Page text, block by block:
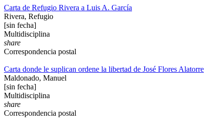
Carta de Refugio Rivera a Luis A. García
Rivera, Refugio
[sin fecha]
Multidisciplina
share
Correspondencia postal
Carta donde le suplican ordene la libertad de José Flores Alatorre
Maldonado, Manuel
[sin fecha]
Multidisciplina
share
Correspondencia postal